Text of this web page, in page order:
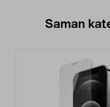
Saman